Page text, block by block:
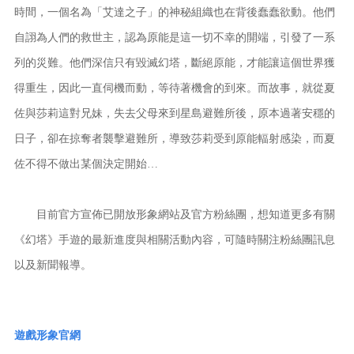
時間，一個名為「艾達之子」的神秘組織也在背後蠢蠢欲動。他們
自詡為人們的救世主，認為原能是這一切不幸的開端，引發了一系
列的災難。他們深信只有毀滅幻塔，斷絕原能，才能讓這個世界獲
得重生，因此一直伺機而動，等待著機會的到來。而故事，就從夏
佐與莎莉這對兄妹，失去父母來到星島避難所後，原本過著安穩的
日子，卻在掠奪者襲擊避難所，導致莎莉受到原能輻射感染，而夏
佐不得不做出某個決定開始…
目前官方宣佈已開放形象網站及官方粉絲團，想知道更多有關
《幻塔》手遊的最新進度與相關活動內容，可隨時關注粉絲團訊息
以及新聞報導。
遊戲形象官網